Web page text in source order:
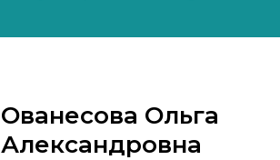
Ованесова Ольга
Александровна